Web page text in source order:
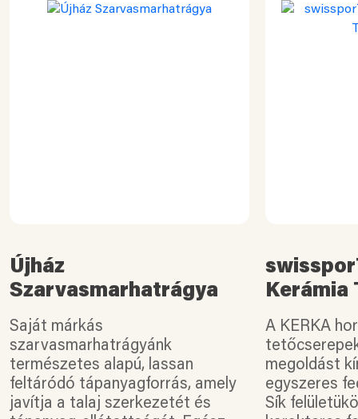
Újház
Szarvasmarhatrágya
Saját márkás
szarvasmarhatrágyánk
természetes alapú, lassan
feltáródó tápanyagforrás, amely
javítja a talaj szerkezetét és
Kerámia
A KERKA
megoldást
egyszeres
Sík